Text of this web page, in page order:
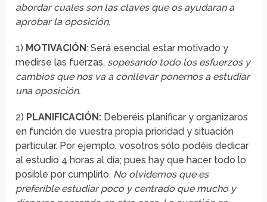
abordar cuales son las claves que os ayudaran a
aprobar la oposición.
1) MOTIVACIÓN: Será esencial estar motivado y
medirse las fuerzas, sopesando todo los esfuerzos y
cambios que nos va a conllevar ponernos a estudiar
una oposición.
2) PLANIFICACIÓN: Deberéis planificar y organizaros
en función de vuestra propia prioridad y situación
particular. Por ejemplo, vosotros sólo podéis dedicar
al estudio 4 horas al día; pues hay que hacer todo lo
posible por cumplirlo. No olvidemos que es
preferible estudiar poco y centrado que mucho y